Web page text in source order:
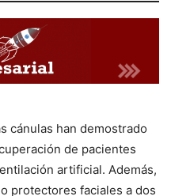
cánulas han demostrado
de pacientes
artificial. Además,
protectores faciales a dos